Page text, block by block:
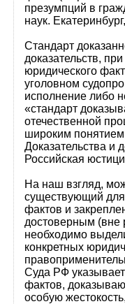
презумпций в
наук.
Стандарт
доказательств,
юридического
уголовном
исполнение либо
«стандарт
отечественной
широким
Доказательства и
Российская
На наш взгляд,
существующий
фактов и
достоверным (вне
необходимо
конкретных
Суда РФ
фактов,
особую